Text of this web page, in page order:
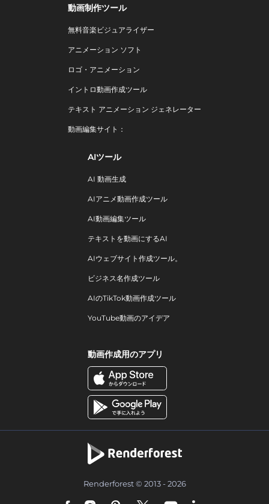
動画制作ツール
無料音楽ビジュアライザー
アニメーション ソフト
ロゴ・アニメーション
イントロ動画作成ツール
テキスト アニメーション ジェネレーター
動画編集サイト：
AIツール
AI 動画生成
AIアニメ動画作成ツール
AI動画編集ツール
テキストを動画にするAI
AIウェブサイト作成ツール。
ビジネス名作成ツール
AIのTikTok動画作成ツール
YouTube動画のアイデア
動画作成用のアプリ
Renderforest © 2013 - 2026